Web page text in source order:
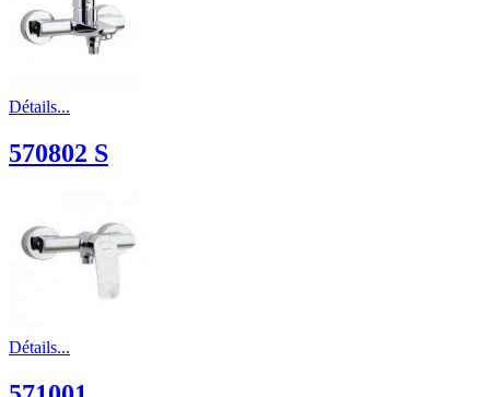
Détails...
570802 S
Détails...